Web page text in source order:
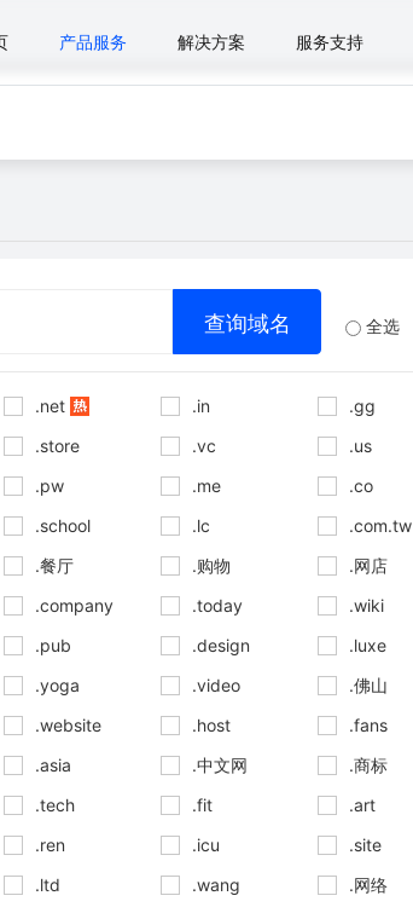
产品服务 解决方案 服务支持
全选
.net .in .gg
.store .vc .us
.pw .me .co
.school .lc .com.tw
.餐厅 .购物 .网店
.company .today .wiki
.pub .design .luxe
.yoga .video .佛山
.website .host .fans
.asia .中文网 .商标
.tech .fit .art
.ren .icu .site
.ltd .wang .网络